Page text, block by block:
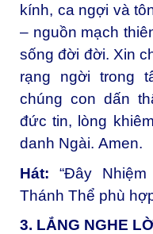
kính, ca ngợi và
– nguồn mạch
sống đời đời. Xin
rạng ngời trong
chúng con dấn
đức tin, lòng
danh Ngài. Amen.
Hát:“Đây
Thánh Thể phù
3. LẮNG NGHE